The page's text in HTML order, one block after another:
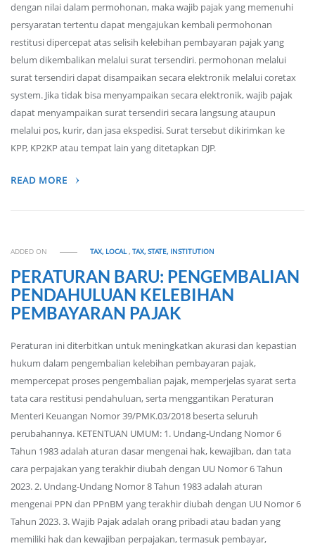
dengan nilai dalam permohonan, maka wajib pajak yang memenuhi
persyaratan tertentu dapat mengajukan kembali permohonan
restitusi dipercepat atas selisih kelebihan pembayaran pajak yang
belum dikembalikan melalui surat tersendiri. permohonan melalui
surat tersendiri dapat disampaikan secara elektronik melalui coretax
system. Jika tidak bisa menyampaikan secara elektronik, wajib pajak
dapat menyampaikan surat tersendiri secara langsung ataupun
melalui pos, kurir, dan jasa ekspedisi. Surat tersebut dikirimkan ke
KPP, KP2KP atau tempat lain yang ditetapkan DJP.
READ MORE
ADDED ON TAX, LOCAL,TAX, STATE, INSTITUTION
PERATURAN BARU: PENGEMBALIAN
PENDAHULUAN KELEBIHAN
PEMBAYARAN PAJAK
Peraturan ini diterbitkan untuk meningkatkan akurasi dan kepastian
hukum dalam pengembalian kelebihan pembayaran pajak,
mempercepat proses pengembalian pajak, memperjelas syarat serta
tata cara restitusi pendahuluan, serta menggantikan Peraturan
Menteri Keuangan Nomor 39/PMK.03/2018 beserta seluruh
perubahannya. KETENTUAN UMUM: 1. Undang-Undang Nomor 6
Tahun 1983 adalah aturan dasar mengenai hak, kewajiban, dan tata
cara perpajakan yang terakhir diubah dengan UU Nomor 6 Tahun
2023. 2. Undang-Undang Nomor 8 Tahun 1983 adalah aturan
mengenai PPN dan PPnBM yang terakhir diubah dengan UU Nomor 6
Tahun 2023. 3. Wajib Pajak adalah orang pribadi atau badan yang
memiliki hak dan kewajiban perpajakan, termasuk pembayar,